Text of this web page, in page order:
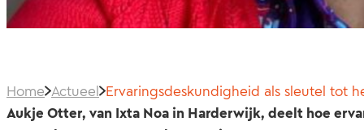
Home Actueel Ervaringsdeskundigheid als sleutel tot
Aukje Otter, van Ixta Noa in Harderwijk, deelt hoe